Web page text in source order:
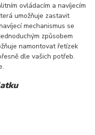
ovládacím a navíjecím
umožňuje zastavit
mechanismus se
způsobem
namontovat řetízek
dle vašich potřeb.